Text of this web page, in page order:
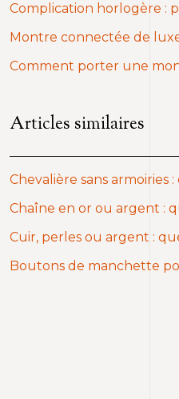
Complication horlogère :
Montre connectée de
Comment porter une
Articles similaires
Chevalière sans
Chaîne en or ou argent :
Cuir, perles ou argent :
Boutons de manchette